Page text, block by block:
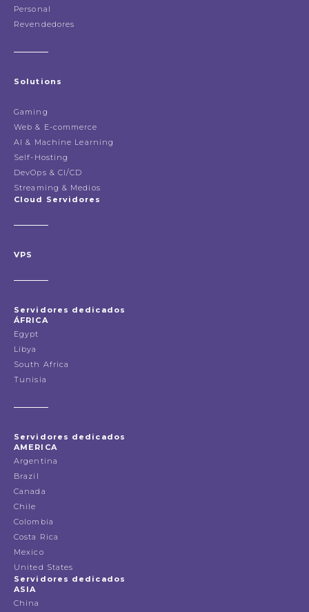
Personal
Revendedores
Solutions
Gaming
Web & E-commerce
AI & Machine Learning
Self-Hosting
DevOps & CI/CD
Streaming & Medios
Cloud Servidores
VPS
Servidores dedicados
ÁFRICA
Egypt
Libya
South Africa
Tunisia
Servidores dedicados
AMERICA
Argentina
Brazil
Canada
Chile
Colombia
Costa Rica
Mexico
United States
Servidores dedicados
ASIA
China